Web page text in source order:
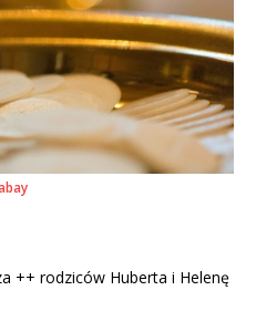
++ rodziców Huberta i Helenę